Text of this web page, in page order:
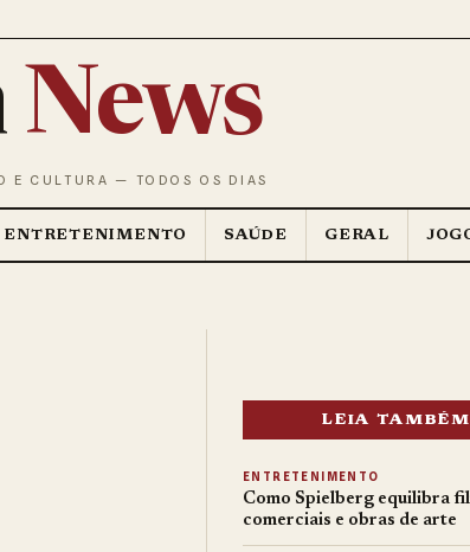
News
E CULTURA — TODOS OS DIAS
ENTRETENIMENTO SAÚDE GERAL
LEIA TAMBÉM
ENTRETENIMENTO
Como Spielberg equilibra
comerciais e obras de arte